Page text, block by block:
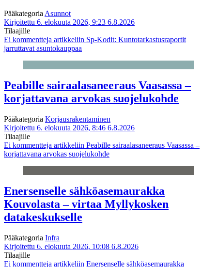
Pääkategoria Asunnot
Kirjoitettu 6. elokuuta 2026, 9:23 6.8.2026
Tilaajille
Ei kommentteja artikkeliin Sp-Kodit: Kuntotarkastusraportit
jarruttavat asuntokauppaa
Peabille sairaalasaneeraus Vaasassa –
korjattavana arvokas suojelukohde
Pääkategoria Korjausrakentaminen
Kirjoitettu 6. elokuuta 2026, 8:46 6.8.2026
Tilaajille
Ei kommentteja artikkeliin Peabille sairaalasaneeraus Vaasassa –
korjattavana arvokas suojelukohde
Enersenselle sähköasemaurakka
Kouvolasta – virtaa Myllykosken
datakeskukselle
Pääkategoria Infra
Kirjoitettu 6. elokuuta 2026, 10:08 6.8.2026
Tilaajille
Ei kommentteja artikkeliin Enersenselle sähköasemaurakka